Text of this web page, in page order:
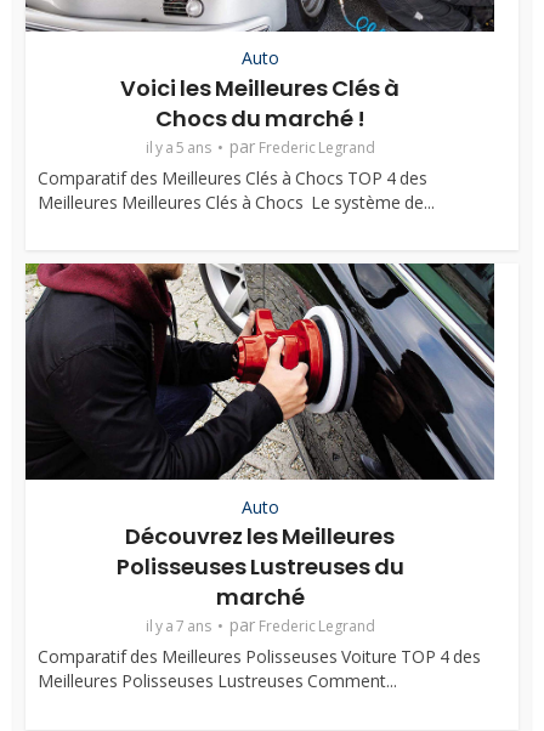
Auto
Voici les Meilleures Clés à
Chocs du marché !
il y a 5 ans par Frederic Legrand
Comparatif des Meilleures Clés à Chocs TOP 4 des
Meilleures Meilleures Clés à Chocs Le système de...
Auto
Découvrez les Meilleures
Polisseuses Lustreuses du
marché
il y a 7 ans par Frederic Legrand
Comparatif des Meilleures Polisseuses Voiture TOP 4 des
Meilleures Polisseuses Lustreuses Comment...